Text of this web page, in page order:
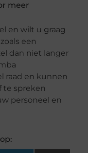
meer
en wilt u graag
een
dan niet langer
raad en kunnen
te spreken
personeel en